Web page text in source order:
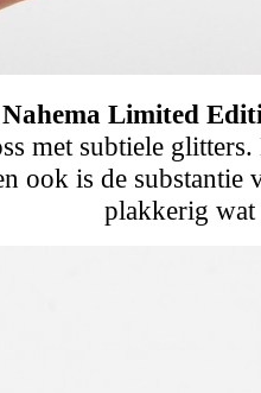
Nahema Limited
met subtiele
ook is de substantie
plakkerig